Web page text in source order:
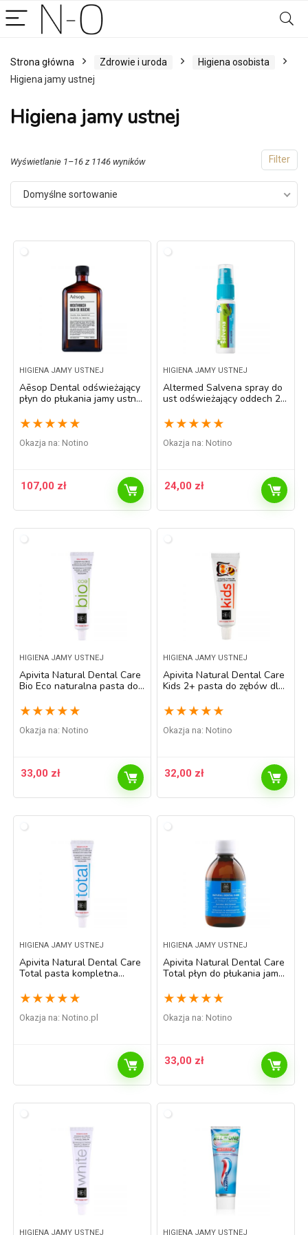
Strona główna Zdrowie i uroda
Higiena osobista
Higiena jamy ustnej
Higiena jamy ustnej
Filter
Wyświetlanie 1–16 z 1146 wyników
Domyślne sortowanie
HIGIENA JAMY USTNEJ
Aēsop Dental odświeżający
płyn do płukania jamy ustnej
★ ★ ★ ★ ★
Okazja na: Notino
107,00 zł
HIGIENA JAMY USTNEJ
Altermed Salvena spray do
ust odświeżający oddech 20
★ ★ ★ ★ ★
Okazja na: Notino
24,00 zł
HIGIENA JAMY USTNEJ
Apivita Natural Dental Care
Bio Eco naturalna pasta do
★ ★ ★ ★ ★
Okazja na: Notino
33,00 zł
HIGIENA JAMY USTNEJ
Apivita Natural Dental Care
Kids 2+ pasta do zębów dla
★ ★ ★ ★ ★
Okazja na: Notino
32,00 zł
HIGIENA JAMY USTNEJ
Apivita Natural Dental Care
Total pasta kompletna
★ ★ ★ ★ ★
Okazja na: notino.pl
HIGIENA JAMY USTNEJ
Apivita Natural Dental Care
Total płyn do płukania jamy
★ ★ ★ ★ ★
Okazja na: Notino
33,00 zł
HIGIENA JAMY USTNEJ HIGIENA JAMY USTNEJ